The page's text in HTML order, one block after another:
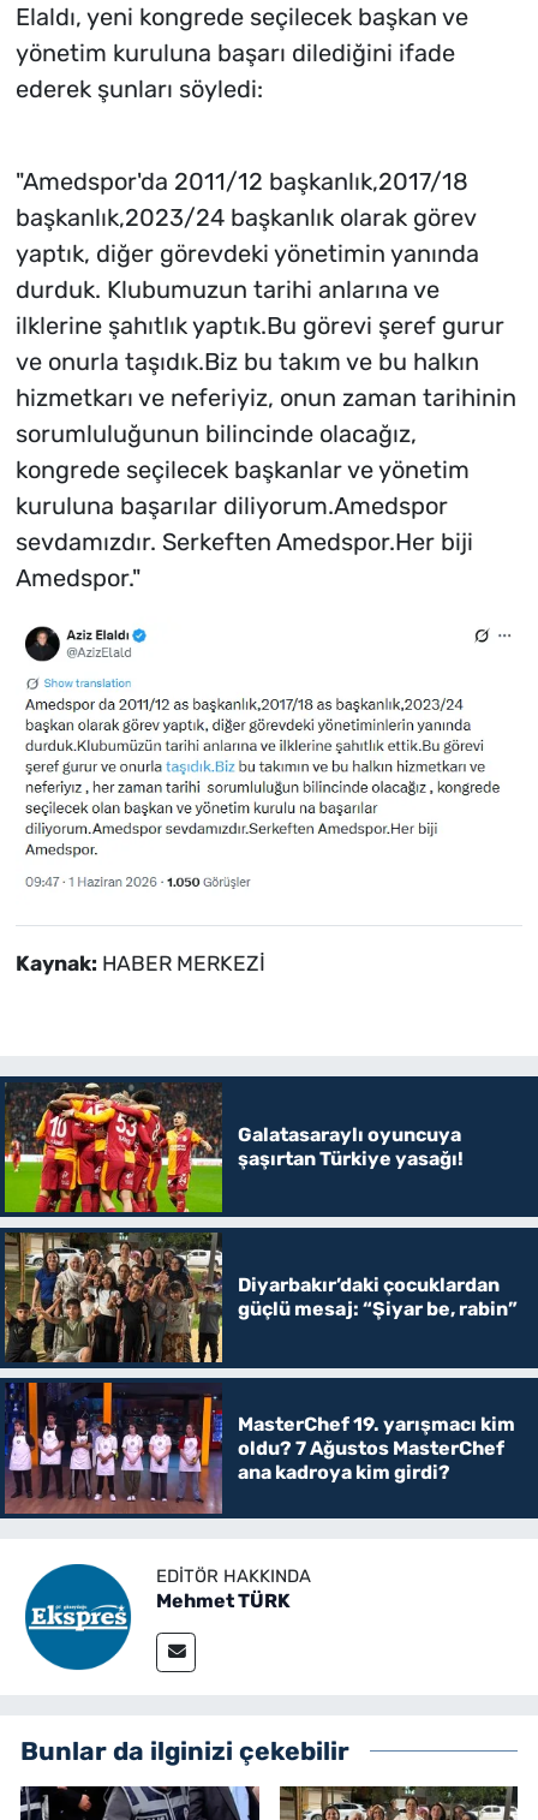
Elaldı, yeni kongrede seçilecek başkan ve
yönetim kuruluna başarı dilediğini ifade
ederek şunları söyledi:
"Amedspor'da 2011/12 başkanlık,2017/18
başkanlık,2023/24 başkanlık olarak görev
yaptık, diğer görevdeki yönetimin yanında
durduk. Klubumuzun tarihi anlarına ve
ilklerine şahıtlık yaptık.Bu görevi şeref gurur
ve onurla taşıdık.Biz bu takım ve bu halkın
hizmetkarı ve neferiyiz, onun zaman tarihinin
sorumluluğunun bilincinde olacağız,
kongrede seçilecek başkanlar ve yönetim
kuruluna başarılar diliyorum.Amedspor
sevdamızdır. Serkeften Amedspor.Her biji
Amedspor."
Kaynak: HABER MERKEZİ
Galatasaraylı oyuncuya
şaşırtan Türkiye yasağı!
Diyarbakır’daki çocuklardan
güçlü mesaj: “Şiyar be, rabin”
MasterChef 19. yarışmacı kim
oldu? 7 Ağustos MasterChef
ana kadroya kim girdi?
EDITÖR HAKKINDA
Mehmet TÜRK
Bunlar da ilginizi çekebilir